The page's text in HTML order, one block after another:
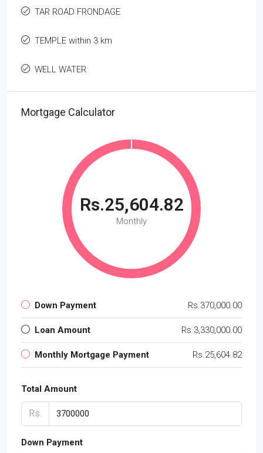
TAR ROAD FRONDAGE
TEMPLE within 3 km
WELL WATER
Mortgage Calculator
Rs.25,604.82
Monthly
Down Payment Rs.370,000.00
Loan Amount Rs.3,330,000.00
Monthly Mortgage Payment Rs.25,604.82
Total Amount
Rs.
Down Payment